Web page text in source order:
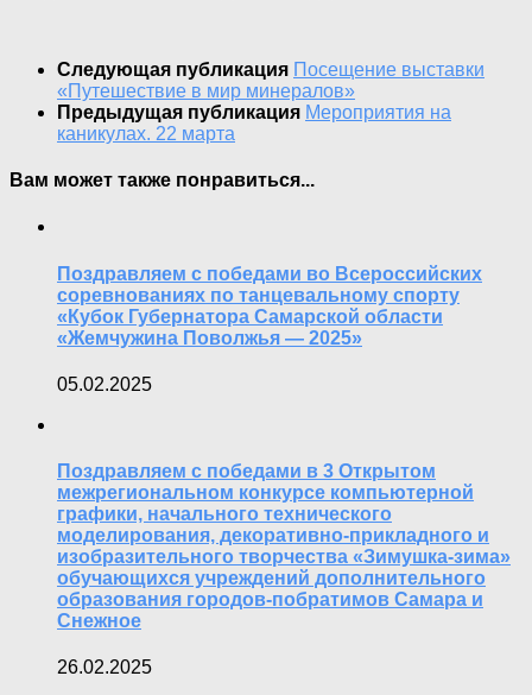
Следующая публикация Посещение выставки
«Путешествие в мир минералов»
Предыдущая публикация Мероприятия на
каникулах. 22 марта
Вам может также понравиться...
Поздравляем с победами во Всероссийских
соревнованиях по танцевальному спорту
«Кубок Губернатора Самарской области
«Жемчужина Поволжья — 2025»
05.02.2025
Поздравляем с победами в 3 Открытом
межрегиональном конкурсе компьютерной
графики, начального технического
моделирования, декоративно-прикладного и
изобразительного творчества «Зимушка-зима»
обучающихся учреждений дополнительного
образования городов-побратимов Самара и
Снежное
26.02.2025